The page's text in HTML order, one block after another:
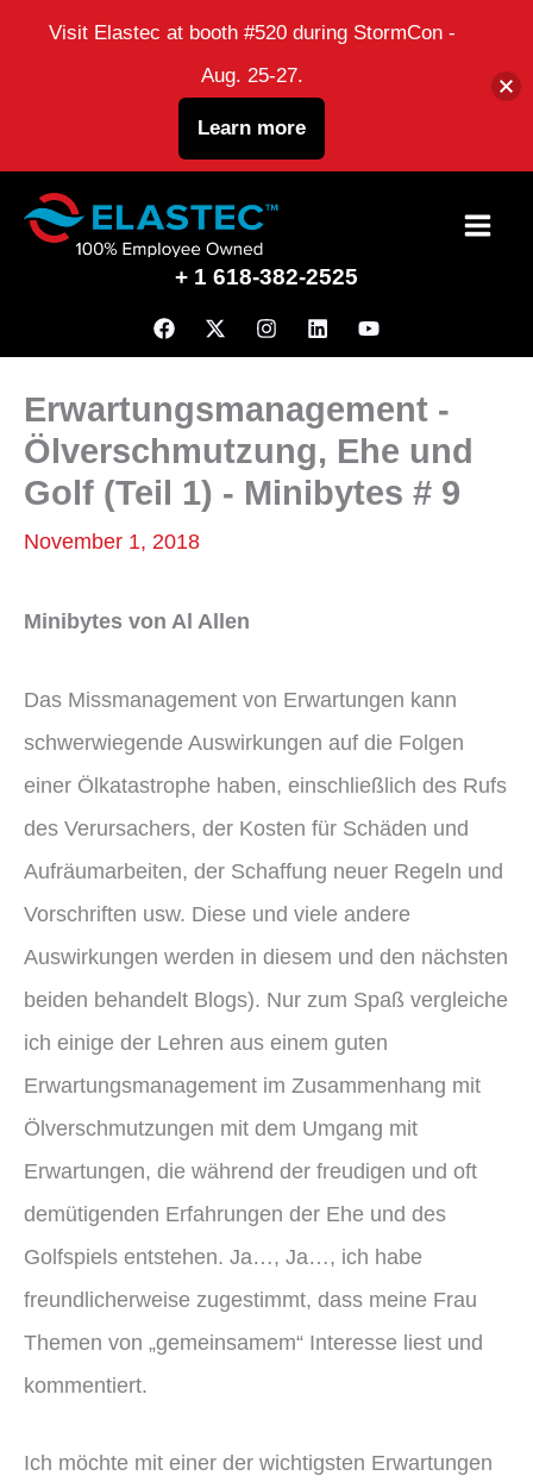
Zum
Inhalt
+ 1 618-382-2525
Erwartungsmanagement -
Ölverschmutzung, Ehe und
Golf (Teil 1) - Minibytes # 9
November 1, 2018
Minibytes von Al Allen
Das Missmanagement von Erwartungen kann
schwerwiegende Auswirkungen auf die Folgen
einer Ölkatastrophe haben, einschließlich des Rufs
des Verursachers, der Kosten für Schäden und
Aufräumarbeiten, der Schaffung neuer Regeln und
Vorschriften usw. Diese und viele andere
Auswirkungen werden in diesem und den nächsten
beiden behandelt Blogs). Nur zum Spaß vergleiche
ich einige der Lehren aus einem guten
Erwartungsmanagement im Zusammenhang mit
Ölverschmutzungen mit dem Umgang mit
Erwartungen, die während der freudigen und oft
demütigenden Erfahrungen der Ehe und des
Golfspiels entstehen. Ja…, Ja…, ich habe
freundlicherweise zugestimmt, dass meine Frau
Themen von „gemeinsamem“ Interesse liest und
kommentiert.
Ich möchte mit einer der wichtigsten Erwartungen
Visit Elastec at booth #520 during StormCon -
Aug. 25-27.
Learn more